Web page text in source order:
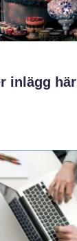
inlägg här